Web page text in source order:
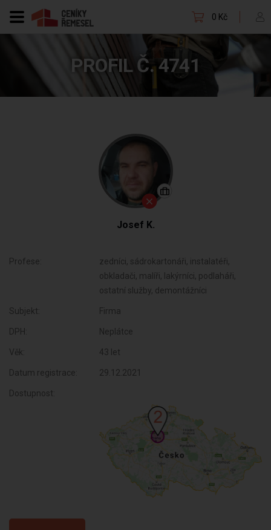
0 Kč
PROFIL Č. 4741
Josef K.
Profese:
zedníci, sádrokartonáři, instalatéři,
obkladači, malíři, lakýrníci, podlaháři,
ostatní služby, demontážníci
Subjekt: Firma
DPH: Neplátce
Věk: 43 let
Datum registrace: 29.12.2021
Dostupnost: